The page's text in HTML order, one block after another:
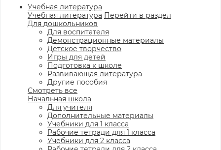
Учебная литература
Учебная литература Перейти в раздел
Для дошкольников
Для воспитателя
Демонстрационные материалы
Детское творчество
Игры для детей
Подготовка к школе
Развивающая литература
Другие пособия
Смотреть все
Начальная школа
Для учителя
Дополнительные материалы
Учебники для 1 класса
Рабочие тетради для 1 класса
Учебники для 2 класса